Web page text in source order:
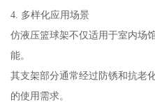
4. 多样化应用场景
仿液压篮球架不仅适用于室内场
能。
其支架部分通常经过防锈和抗老
的使用需求。